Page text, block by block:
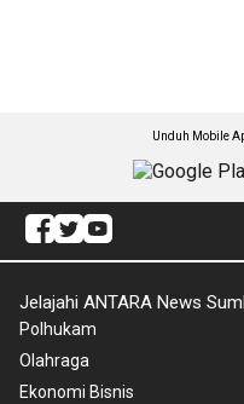
Unduh Mobile
Jelajahi ANTARA News
Polhukam
Olahraga
Ekonomi Bisnis